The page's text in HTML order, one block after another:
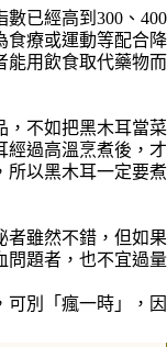
已經高到300、
療或運動等配合
能用飲食取代藥物
不如把黑木耳當
過高溫烹煮後，
以黑木耳一定要
雖然不錯，但如
問題者，也不宜過
別「瘋一時」，